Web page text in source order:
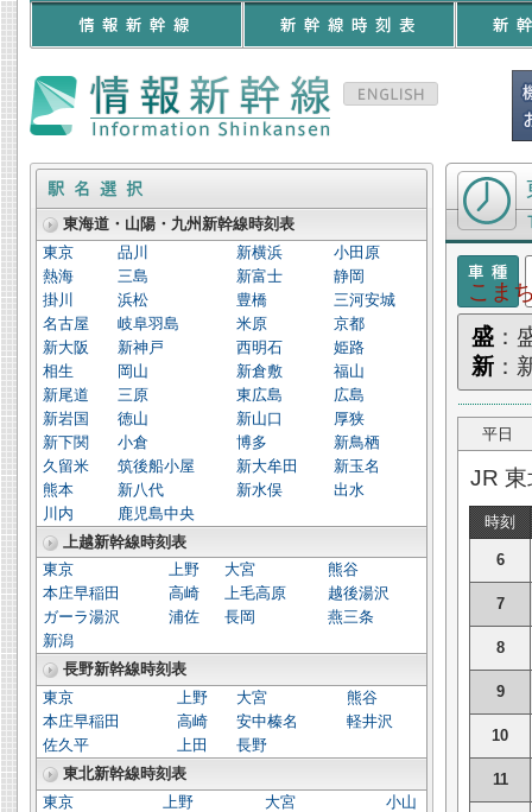
東北新幹線
こま
盛 ：
新 ：
平日
JR
時刻
6
7
8
9
10
11
東海道・山陽・九州新幹線時刻表
東京
品川 新横浜
小田原
熱海
三島 新富士
静岡
掛川
浜松 豊橋
三河安城
名古屋
岐阜羽島 米原
京都
新大阪
新神戸 西明石
姫路
相生
岡山 新倉敷
福山
新尾道
三原 東広島
広島
新岩国
徳山 新山口
厚狭
新下関
小倉 博多
新鳥栖
久留米
筑後船小屋 新大牟田
新玉名
熊本
新八代 新水俣
出水
川内
鹿児島中央
上越新幹線時刻表
東京
上野 大宮
熊谷
本庄早稲田
高崎 上毛高原
越後湯沢
ガーラ湯沢
浦佐 長岡
燕三条
新潟
長野新幹線時刻表
東京
上野 大宮
熊谷
本庄早稲田
高崎 安中榛名
軽井沢
佐久平
上田
長野
東北新幹線時刻表
東京
上野 大宮
小山